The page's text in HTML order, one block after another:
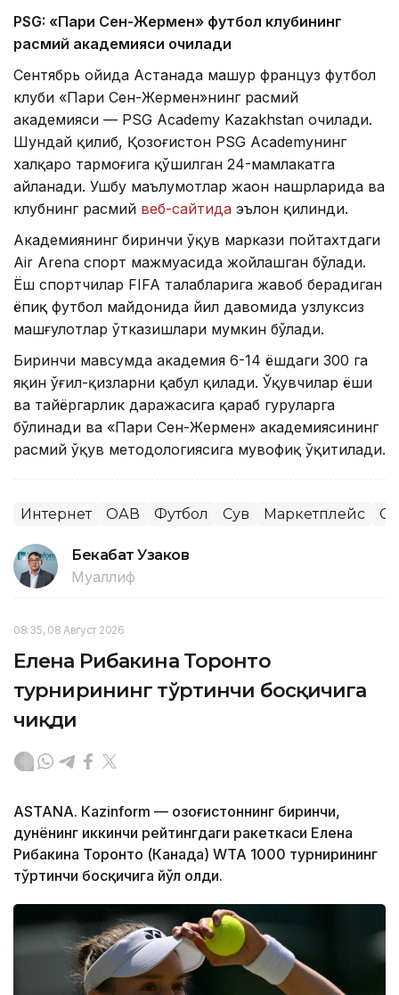
PSG: «Пари Сен-Жермен» футбол клубининг
расмий академияси очилади
Сентябрь ойида Астанада машҳур француз футбол
клуби «Пари Сен-Жермен»нинг расмий
академияси — PSG Academy Kazakhstan очилади.
Шундай қилиб, Қозоғистон PSG Academyнинг
халқаро тармоғига қўшилган 24-мамлакатга
айланади. Ушбу маълумотлар жаҳон нашрларида ва
клубнинг расмий веб-сайтида эълон қилинди.
Академиянинг биринчи ўқув маркази пойтахтдаги
Air Arena спорт мажмуасида жойлашган бўлади.
Ёш спортчилар FIFA талабларига жавоб берадиган
ёпиқ футбол майдонида йил давомида узлуксиз
машғулотлар ўтказишлари мумкин бўлади.
Биринчи мавсумда академия 6-14 ёшдаги 300 га
яқин ўғил-қизларни қабул қилади. Ўқувчилар ёши
ва тайёргарлик даражасига қараб гуруҳларга
бўлинади ва «Пари Сен-Жермен» академиясининг
расмий ўқув методологиясига мувофиқ ўқитилади.
Интернет ОАВ Футбол Сув Маркетплейс
Бекабат Узаков
Муаллиф
08:35, 08 Август 2026
Елена Рибакина Торонто
турнирининг тўртинчи босқичига
чиқди
ASTANА. Кazinform — Қозоғистоннинг биринчи,
дунёнинг иккинчи рейтингдаги ракеткаси Елена
Рибакина Торонто (Канада) WТА 1000 турнирининг
тўртинчи босқичига йўл олди.